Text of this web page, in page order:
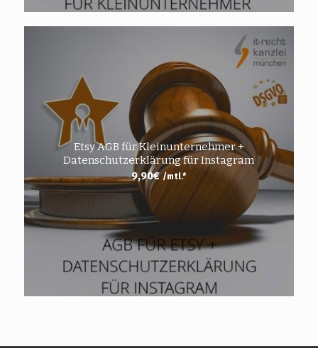
Etsy AGB für Kleinunternehmer +
Datenschutzerklärung für Instagram
9,90€ /mtl.*